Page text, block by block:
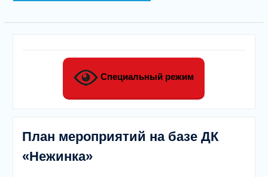
Специальный режим
План мероприятий на базе ДК
«Нежинка»